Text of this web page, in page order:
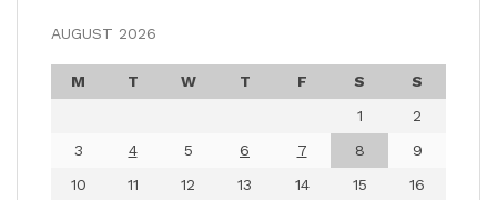
AUGUST 2026
M T W T F S
S
1
2
3
4 5 6 7 8
9
10
11 12 13 14 15
16